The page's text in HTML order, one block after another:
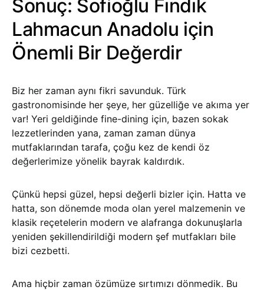
Sonuç: Sofioğlu Fındık
Lahmacun Anadolu için
Önemli Bir Değerdir
Biz her zaman aynı fikri savunduk. Türk
gastronomisinde her şeye, her güzelliğe ve akıma yer
var! Yeri geldiğinde fine-dining için, bazen sokak
lezzetlerinden yana, zaman zaman dünya
mutfaklarından tarafa, çoğu kez de kendi öz
değerlerimize yönelik bayrak kaldırdık.
Çünkü hepsi güzel, hepsi değerli bizler için. Hatta ve
hatta, son dönemde moda olan yerel malzemenin ve
klasik reçetelerin modern ve alafranga dokunuşlarla
yeniden şekillendirildiği modern şef mutfakları bile
bizi cezbetti.
Ama hiçbir zaman özümüze sırtımızı dönmedik. Bu